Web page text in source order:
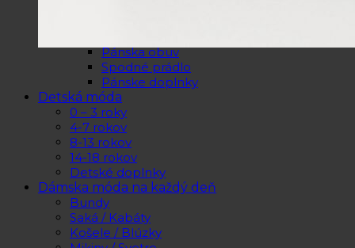
Pánska obuv
Spodné prádlo
Pánske doplnky
Detská móda
0 – 3 roky
4-7 rokov
8-13 rokov
14-18 rokov
Detské doplnky
Dámska móda na každý deň
Bundy
Saká / Kabáty
Košele / Blúzky